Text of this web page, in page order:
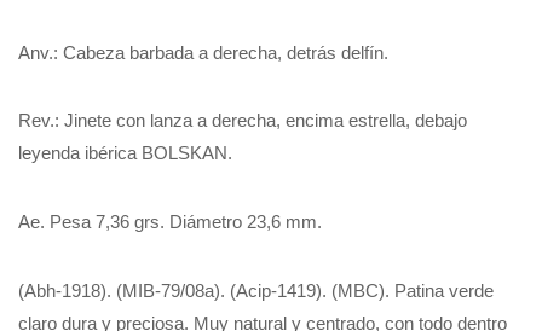
Anv.: Cabeza barbada a derecha, detrás delfín.
Rev.: Jinete con lanza a derecha, encima estrella, debajo
leyenda ibérica BOLSKAN.
Ae. Pesa 7,36 grs. Diámetro 23,6 mm.
(Abh-1918). (MIB-79/08a). (Acip-1419). (MBC). Patina verde
claro dura y preciosa. Muy natural y centrado, con todo dentro